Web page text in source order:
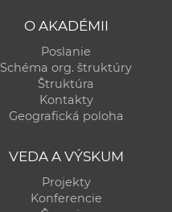
O AKADÉMII
Poslanie
Schéma org. štruktúry
Štruktúra
Kontakty
Geografická poloha
VEDA A VÝSKUM
Projekty
Konferencie